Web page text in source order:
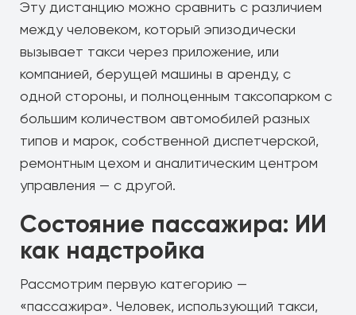
Эту дистанцию можно сравнить с различием
между человеком, который эпизодически
вызывает такси через приложение, или
компанией, берущей машины в аренду, с
одной стороны, и полноценным таксопарком с
большим количеством автомобилей разных
типов и марок, собственной диспетчерской,
ремонтным цехом и аналитическим центром
управления — с другой.
Состояние пассажира: ИИ
как надстройка
Рассмотрим первую категорию —
«пассажира». Человек, использующий такси,